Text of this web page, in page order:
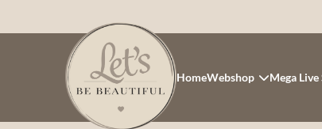
HomeWebshop Mega Live